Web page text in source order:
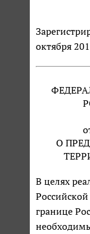
октября
О
В целях
границе